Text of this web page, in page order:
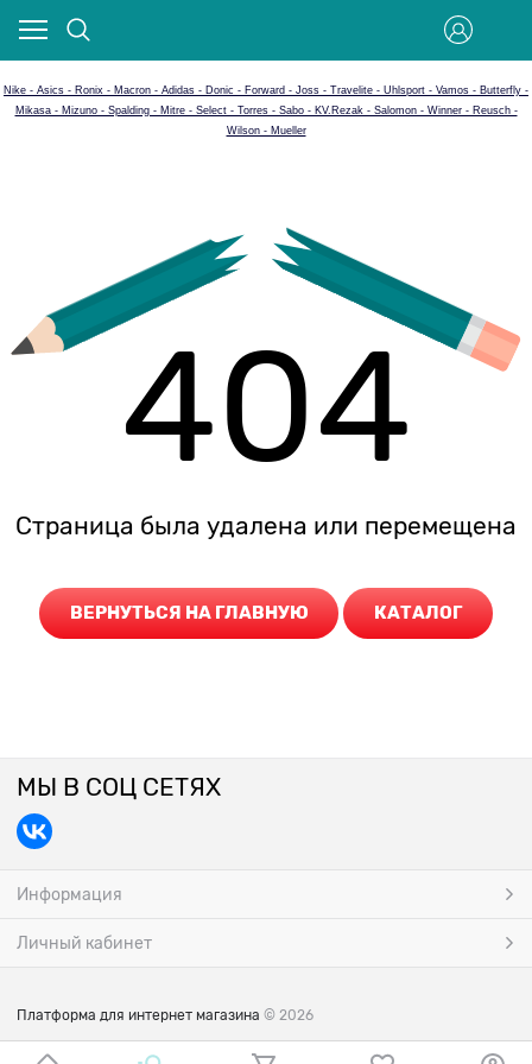
Nike - Asics - Ronix - Macron - Adidas - Donic - Forward - Joss - Travelite - Uhlsport - Vamos - Butterfly -
Mikasa - Mizuno - Spalding - Mitre - Select - Torres - Sabo - KV.Rezak - Salomon - Winner - Reusch -
Wilson - Mueller
404
Страница была удалена или перемещена
ВЕРНУТЬСЯ НА ГЛАВНУЮ КАТАЛОГ
МЫ В СОЦ СЕТЯХ
Информация
Личный кабинет
Платформа для интернет магазина © 2026